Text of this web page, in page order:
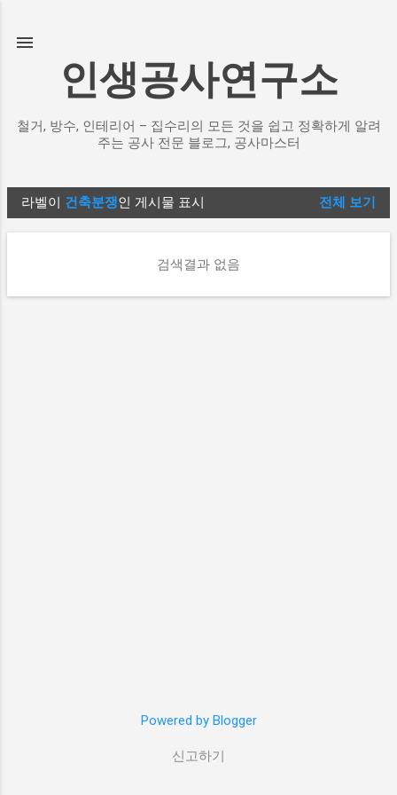
인생공사연구소
철거, 방수, 인테리어 – 집수리의 모든 것을 쉽고 정확하게 알려
주는 공사 전문 블로그, 공사마스터
글
라벨이 건축분쟁인 게시물 표시 전체 보기
검색결과 없음
Powered by Blogger
신고하기